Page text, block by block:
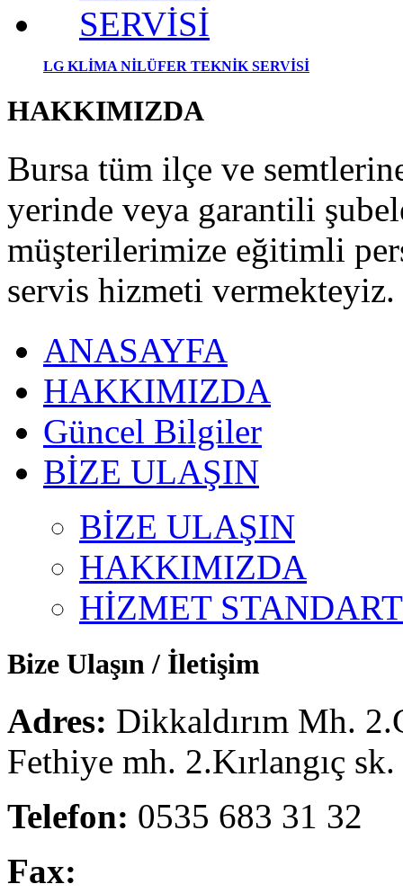
LG KLİMA NİLÜFER TEKNİK SERVİSİ
HAKKIMIZDA
Bursa tüm ilçe ve
yerinde veya garantili
müşterilerimize eğitimli
servis hizmeti vermekteyiz.
ANASAYFA
HAKKIMIZDA
Güncel Bilgiler
BİZE ULAŞIN
BİZE ULAŞIN
HAKKIMIZDA
HİZMET
Bize Ulaşın / İletişim
Adres: Dikkaldırım Mh.
Fethiye mh. 2.Kırlangıç
Telefon: 0535 683 31 32
Fax: